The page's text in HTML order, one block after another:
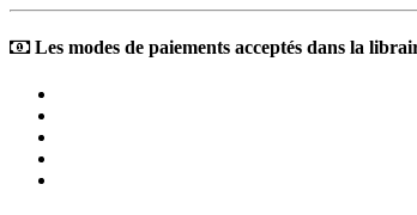
Les modes de paiements acceptés dans la